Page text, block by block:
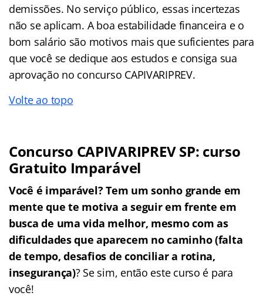
demissões. No serviço público, essas incertezas
não se aplicam. A boa estabilidade financeira e o
bom salário são motivos mais que suficientes para
que você se dedique aos estudos e consiga sua
aprovação no concurso CAPIVARIPREV.
Volte ao topo
Concurso CAPIVARIPREV SP: curso
Gratuito Imparável
Você é imparável? Tem um sonho grande em
mente que te motiva a seguir em frente em
busca de uma vida melhor, mesmo com as
dificuldades que aparecem no caminho (falta
de tempo, desafios de conciliar a rotina,
insegurança)? Se sim, então este curso é para
você!